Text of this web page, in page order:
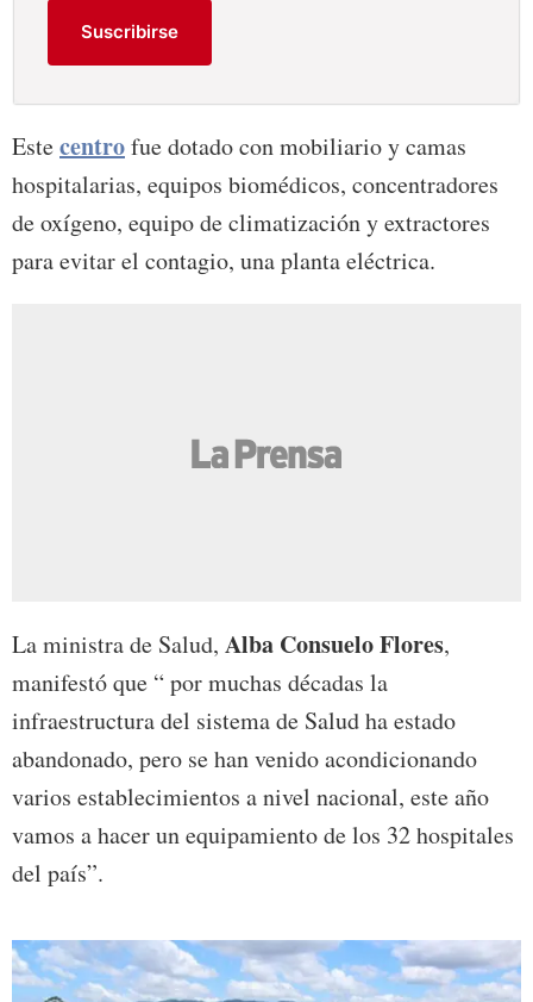
Suscribirse
Estecentrofue dotado con mobiliario y camas
hospitalarias, equipos biomédicos, concentradores
de oxígeno, equipo de climatización y extractores
para evitar el contagio, una planta eléctrica.
La ministra de Salud, Alba Consuelo Flores,
manifestó que “ por muchas décadas la
infraestructura del sistema de Salud ha estado
abandonado, pero se han venido acondicionando
varios establecimientos a nivel nacional, este año
vamos a hacer un equipamiento de los 32 hospitales
del país”.